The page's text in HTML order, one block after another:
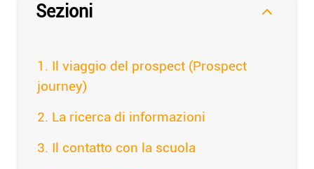
Sezioni
Il viaggio del prospect (Prospect
journey)
La ricerca di informazioni
Il contatto con la scuola